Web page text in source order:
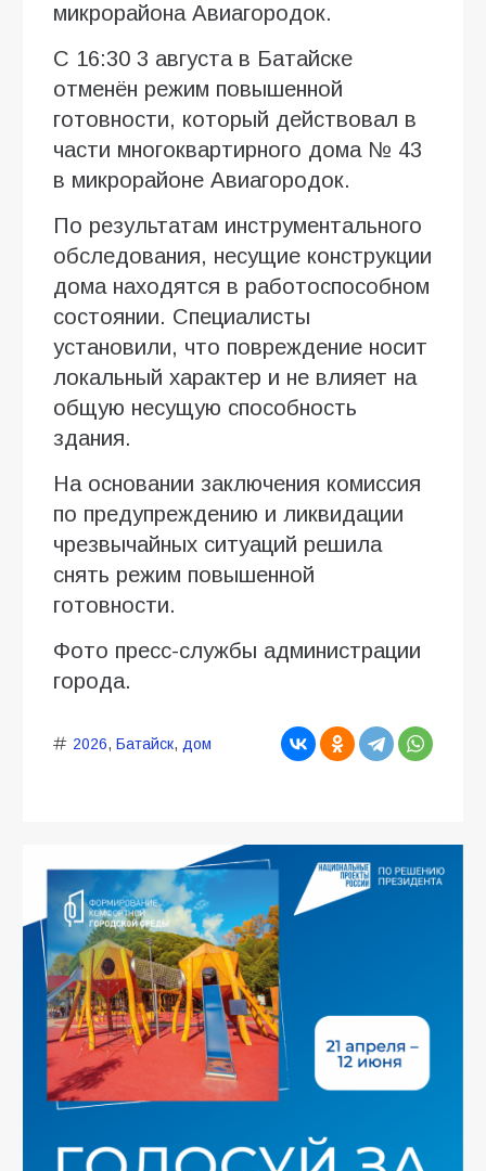
микрорайона Авиагородок.
С 16:30 3 августа в Батайске
отменён режим повышенной
готовности, который действовал в
части многоквартирного дома № 43
в микрорайоне Авиагородок.
По результатам инструментального
обследования, несущие конструкции
дома находятся в работоспособном
состоянии. Специалисты
установили, что повреждение носит
локальный характер и не влияет на
общую несущую способность
здания.
На основании заключения комиссия
по предупреждению и ликвидации
чрезвычайных ситуаций решила
снять режим повышенной
готовности.
Фото пресс-службы администрации
города.
2026, Батайск, дом